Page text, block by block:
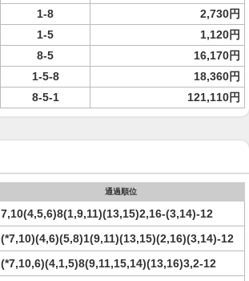
1-8
2,730円
1-5
1,120円
8-5
16,170円
1-5-8
18,360円
8-5-1 121,110円
通過順位
7,10(4,5,6)8(1,9,11)(13,15)2,16-(3,14)-12
(*7,10)(4,6)(5,8)1(9,11)(13,15)(2,16)(3,14)-12
(*7,10,6)(4,1,5)8(9,11,15,14)(13,16)3,2-12